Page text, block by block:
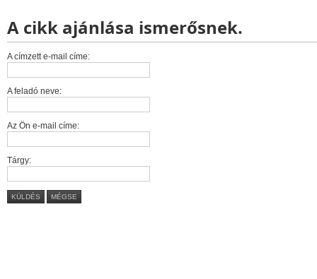
A cikk ajánlása ismerősnek.
A címzett e-mail címe:
A feladó neve:
Az Ön e-mail címe:
Tárgy:
KÜLDÉS MÉGSE